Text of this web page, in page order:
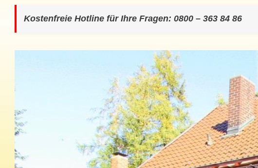
Kostenfreie Hotline für Ihre Fragen: 0800 – 363 84 86